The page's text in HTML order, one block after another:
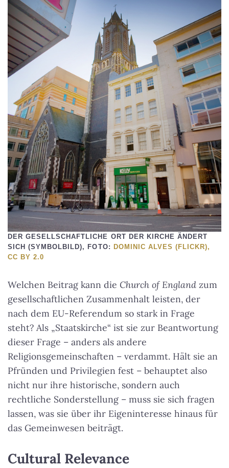
DER GESELLSCHAFTLICHE ORT DER KIRCHE ÄNDERT
SICH (SYMBOLBILD), FOTO: DOMINIC ALVES (FLICKR),
CC BY 2.0
Welchen Beitrag kann die Church of England zum
gesellschaftlichen Zusammenhalt leisten, der
nach dem EU-Referendum so stark in Frage
steht? Als „Staatskirche“ ist sie zur Beantwortung
dieser Frage – anders als andere
Religionsgemeinschaften – verdammt. Hält sie an
Pfründen und Privilegien fest – behauptet also
nicht nur ihre historische, sondern auch
rechtliche Sonderstellung – muss sie sich fragen
lassen, was sie über ihr Eigeninteresse hinaus für
das Gemeinwesen beiträgt.
Cultural Relevance